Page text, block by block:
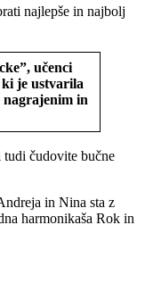
najlepše in najbolj
učenci
ki je ustvarila
nagrajenim in
tudi čudovite bučne
in Nina sta z
harmonikaša Rok in